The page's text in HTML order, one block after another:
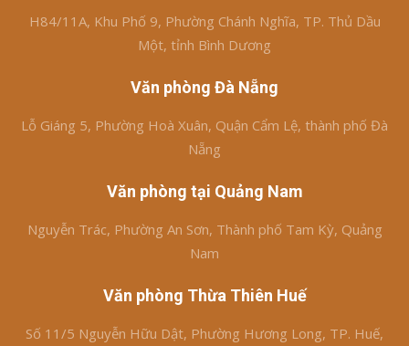
H84/11A, Khu Phố 9, Phường Chánh Nghĩa, TP. Thủ Dầu
Một, tỉnh Bình Dương
Văn phòng Đà Nẵng
Lỗ Giáng 5, Phường Hoà Xuân, Quận Cẩm Lệ, thành phố Đà
Nẵng
Văn phòng tại Quảng Nam
Nguyễn Trác, Phường An Sơn, Thành phố Tam Kỳ, Quảng
Nam
Văn phòng Thừa Thiên Huế
Số 11/5 Nguyễn Hữu Dật, Phường Hương Long, TP. Huế,